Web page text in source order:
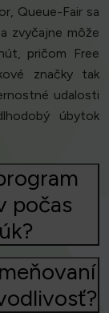
Queue-Fair sa
zvyčajne môže
pričom Free
značky tak
udalosti
úbytok
počas